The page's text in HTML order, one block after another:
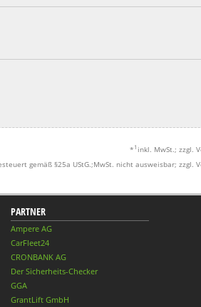
* 1 inkl. MwSt.; zzgl.
gemäß §25a UStG.;MwSt. nicht ausweisbar; zzgl.
PARTNER
Ampere AG
CarFleet24
CRONBANK AG
Der Sicherheits-Checker
GGA
GrantLift GmbH